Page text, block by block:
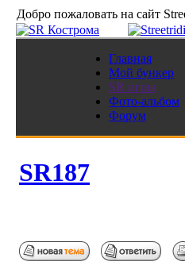
Добро пожаловать на сайт
Главная
Мой бункер
SR игры
Фото-альбом
Форум
SR187